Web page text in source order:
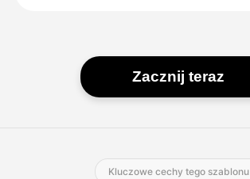
Zacznij teraz
Kluczowe cechy tego szablonu